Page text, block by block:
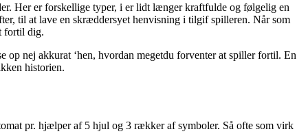
Her er forskellige typer, i er lidt længer kraftfulde og følgelig en
til at lave en skræddersyet henvisning i tilgif spilleren. Når som
fortil dig.
nej akkurat ‘hen, hvordan megetdu forventer at spiller fortil. En
historien.
pr. hjælper af 5 hjul og 3 rækker af symboler. Så ofte som virk